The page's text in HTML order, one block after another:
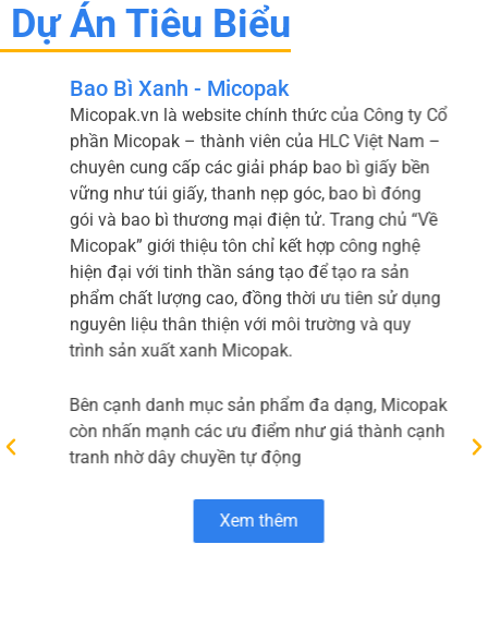
Dự Án Tiêu Biểu
Micopak.vn là website chính thức của Công ty Cổ
phần Micopak – thành viên của HLC Việt Nam –
chuyên cung cấp các giải pháp bao bì giấy bền
vững như túi giấy, thanh nẹp góc, bao bì đóng
gói và bao bì thương mại điện tử. Trang chủ “Về
Micopak” giới thiệu tôn chỉ kết hợp công nghệ